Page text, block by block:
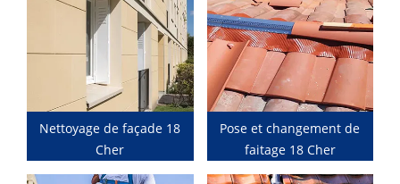
Nettoyage de façade 18
Cher
Pose et changement de
faitage 18 Cher